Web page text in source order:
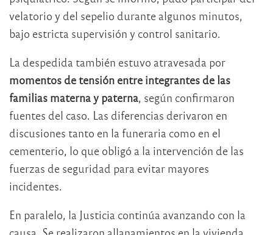
velatorio y del sepelio durante algunos minutos,
bajo estricta supervisión y control sanitario.
La despedida también estuvo atravesada por
momentos de tensión entre integrantes de las
familias materna y paterna, según confirmaron
fuentes del caso. Las diferencias derivaron en
discusiones tanto en la funeraria como en el
cementerio, lo que obligó a la intervención de las
fuerzas de seguridad para evitar mayores
incidentes.
En paralelo, la Justicia continúa avanzando con la
causa. Se realizaron allanamientos en la vivienda